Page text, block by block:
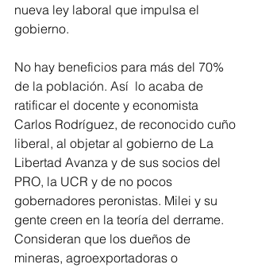
nueva ley laboral que impulsa el
gobierno.
No hay beneficios para más del 70%
de la población. Así  lo acaba de
ratificar el docente y economista
Carlos Rodríguez, de reconocido cuño
liberal, al objetar al gobierno de La
Libertad Avanza y de sus socios del
PRO, la UCR y de no pocos
gobernadores peronistas. Milei y su
gente creen en la teoría del derrame.
Consideran que los dueños de
mineras, agroexportadoras o